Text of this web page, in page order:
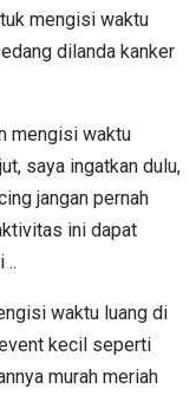
mengisi waktu
dilanda kanker
mengisi waktu
saya ingatkan dulu,
jangan pernah
ini dapat
..
waktu luang di
kecil seperti
murah meriah